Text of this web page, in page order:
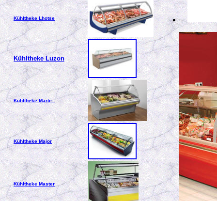
Kühltheke Lhotse
Kühltheke Luzon
Kühltheke Marte
Kühltheke Major
Kühltheke Master